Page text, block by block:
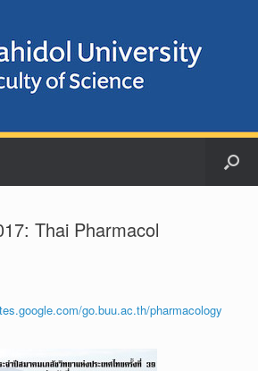
Thai Pharmacol
go.buu.ac.th/pharmacology